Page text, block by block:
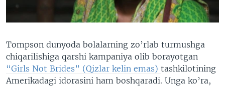
Tompson dunyoda bolalarning zo’rlab turmushga
chiqarilishiga qarshi kampaniya olib borayotgan
“Girls Not Brides” (Qizlar kelin emas) tashkilotining
Amerikadagi idorasini ham boshqaradi. Unga ko’ra,